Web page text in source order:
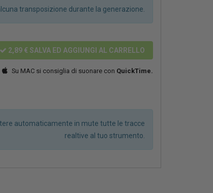
transposizione durante la generazione.
2,89 € SALVA ED AGGIUNGI AL CARRELLO
Su MAC si consiglia di suonare con QuickTime.
automaticamente in mute tutte le tracce
realtive al tuo strumento.